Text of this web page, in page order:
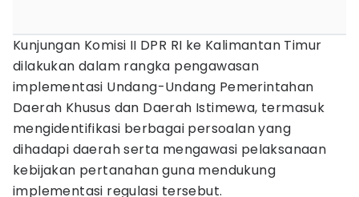
Kunjungan Komisi II DPR RI ke Kalimantan Timur
dilakukan dalam rangka pengawasan
implementasi Undang-Undang Pemerintahan
Daerah Khusus dan Daerah Istimewa, termasuk
mengidentifikasi berbagai persoalan yang
dihadapi daerah serta mengawasi pelaksanaan
kebijakan pertanahan guna mendukung
implementasi regulasi tersebut.